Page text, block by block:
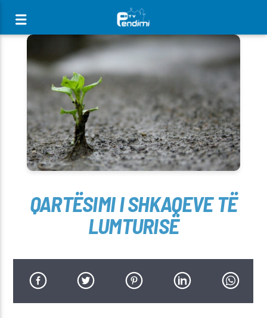
[There are no radio stations in the database]
QARTËSIMI I SHKAQEVE TË
LUMTURISË